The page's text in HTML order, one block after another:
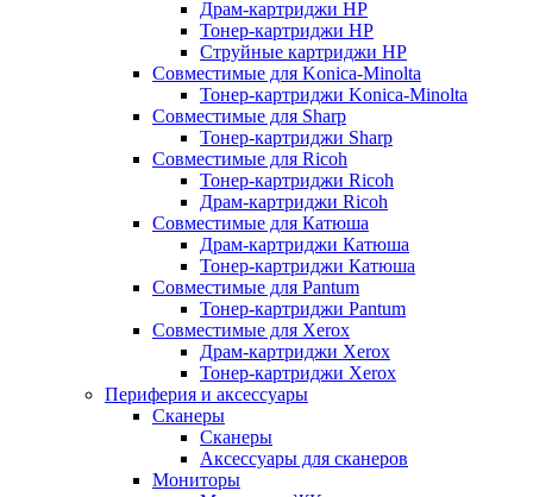
Драм-картриджи HP
Тонер-картриджи HP
Струйные картриджи HP
Совместимые для Konica-Minolta
Тонер-картриджи Konica-Minolta
Совместимые для Sharp
Тонер-картриджи Sharp
Совместимые для Ricoh
Тонер-картриджи Ricoh
Драм-картриджи Ricoh
Совместимые для Катюша
Драм-картриджи Катюша
Тонер-картриджи Катюша
Совместимые для Pantum
Тонер-картриджи Pantum
Совместимые для Xerox
Драм-картриджи Xerox
Тонер-картриджи Xerox
Периферия и аксессуары
Сканеры
Сканеры
Аксессуары для сканеров
Мониторы